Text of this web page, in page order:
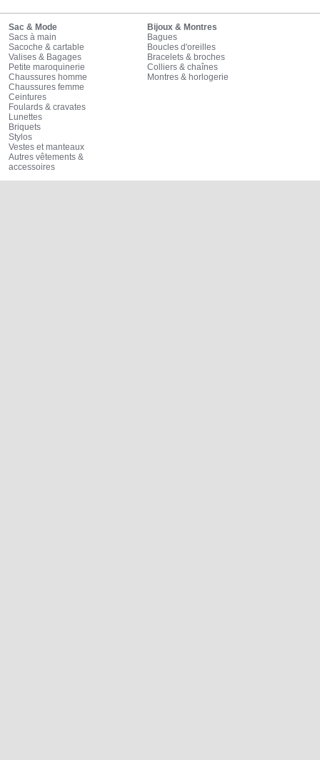
Sac & Mode
Sacs à main
Sacoche & cartable
Valises & Bagages
Petite maroquinerie
Chaussures homme
Chaussures femme
Ceintures
Foulards & cravates
Lunettes
Briquets
Stylos
Vestes et manteaux
Autres vêtements &
accessoires
Bijoux & Montres
Bagues
Boucles d'oreilles
Bracelets & broches
Colliers & chaînes
Montres & horlogerie